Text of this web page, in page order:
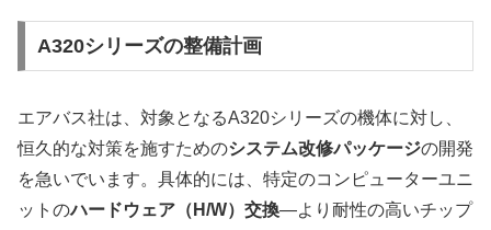
A320シリーズの整備計画
エアバス社は、対象となるA320シリーズの機体に対し、
恒久的な対策を施すためのシステム改修パッケージの開発
を急いでいます。具体的には、特定のコンピューターユニ
ットのハードウェア（H/W）交換—より耐性の高いチップ